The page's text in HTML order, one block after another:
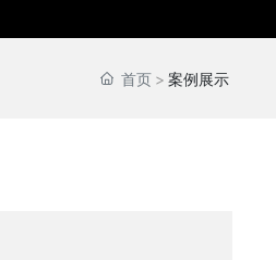
首页 案例展示